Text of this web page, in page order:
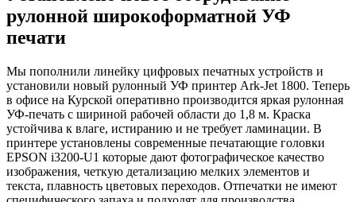
рулонной широкоформатной УФ
печати
Мы пополнили линейку цифровых печатных устройств и
установили новый рулонный УФ принтер Ark-Jet 1800. Теперь
в офисе на Курской оперативно производится яркая рулонная
УФ-печать с шириной рабочей области до 1,8 м. Краска
устойчива к влаге, истиранию и не требует ламинации. В
принтере установлены современные печатающие головки
EPSON i3200-U1 которые дают фотографическое качество
изображения, четкую детализацию мелких элементов и
текста, плавность цветовых переходов. Отпечатки не имеют